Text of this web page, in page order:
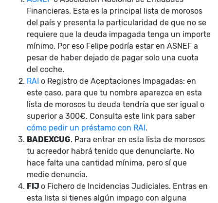
Financieras. Esta es la principal lista de morosos
del país y presenta la particularidad de que no se
requiere que la deuda impagada tenga un importe
mínimo. Por eso Felipe podría estar en ASNEF a
pesar de haber dejado de pagar solo una cuota
del coche.
RAI o Registro de Aceptaciones Impagadas: en
este caso, para que tu nombre aparezca en esta
lista de morosos tu deuda tendría que ser igual o
superior a 300€. Consulta este link para saber
cómo pedir un préstamo con RAI.
BADEXCUG. Para entrar en esta lista de morosos
tu acreedor habrá tenido que denunciarte. No
hace falta una cantidad mínima, pero sí que
medie denuncia.
FIJ o Fichero de Incidencias Judiciales. Entras en
esta lista si tienes algún impago con alguna